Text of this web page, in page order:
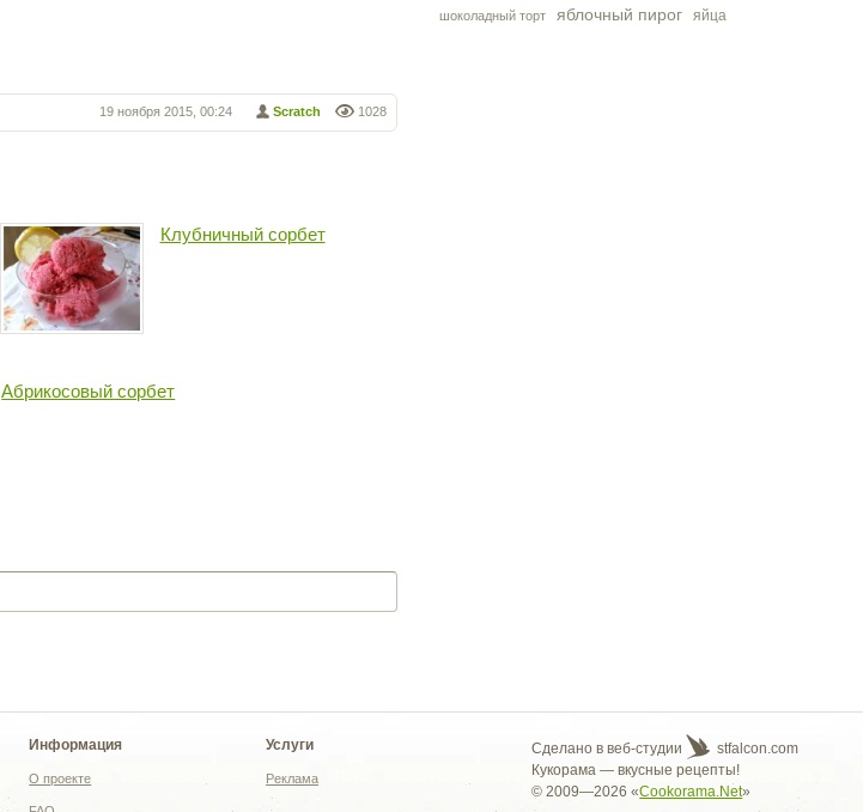
шоколадный торт яблочный пирог яйца
1028
Scratch
19 ноября 2015, 00:24
Клубничный сорбет
Абрикосовый сорбет
Информация
О проекте
Услуги
Реклама
Сделано в веб-студии
stfalcon.com
Кукорама — вкусные рецепты!
© 2009—2026 «Cookorama.Net»